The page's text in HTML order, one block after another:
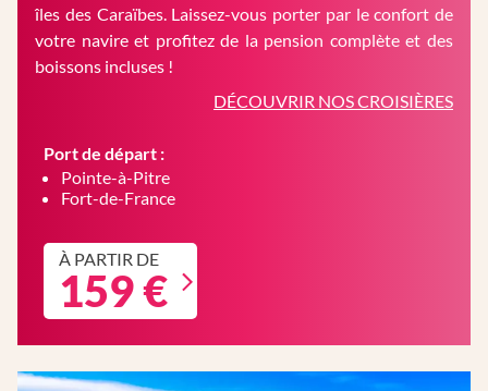
îles des Caraïbes. Laissez-vous porter par le confort de
votre navire et profitez de la pension complète et des
boissons incluses !
DÉCOUVRIR NOS CROISIÈRES
Port de départ :
Pointe-à-Pitre
Fort-de-France
À PARTIR DE
159 €